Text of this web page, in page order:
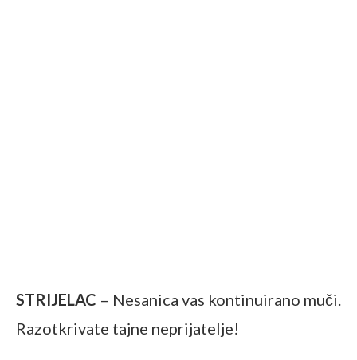
STRIJELAC – Nesanica vas kontinuirano muči.
Razotkrivate tajne neprijatelje!